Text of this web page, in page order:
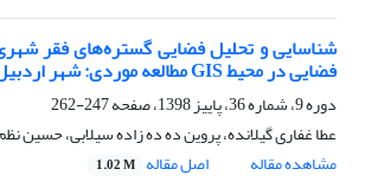
شناسایی و تحلیل فضایی گستره‌های فقر شهری
فضایی در محیط GIS مطالعه موردی: شهر اردبیل
دوره 9، شماره 36، پاییز 1398، صفحه
247-262
عطا غفاری گیلانده، پروین ده ده زاده سیلابی، حسین
مشاهده مقاله
اصل مقاله 1.02 M